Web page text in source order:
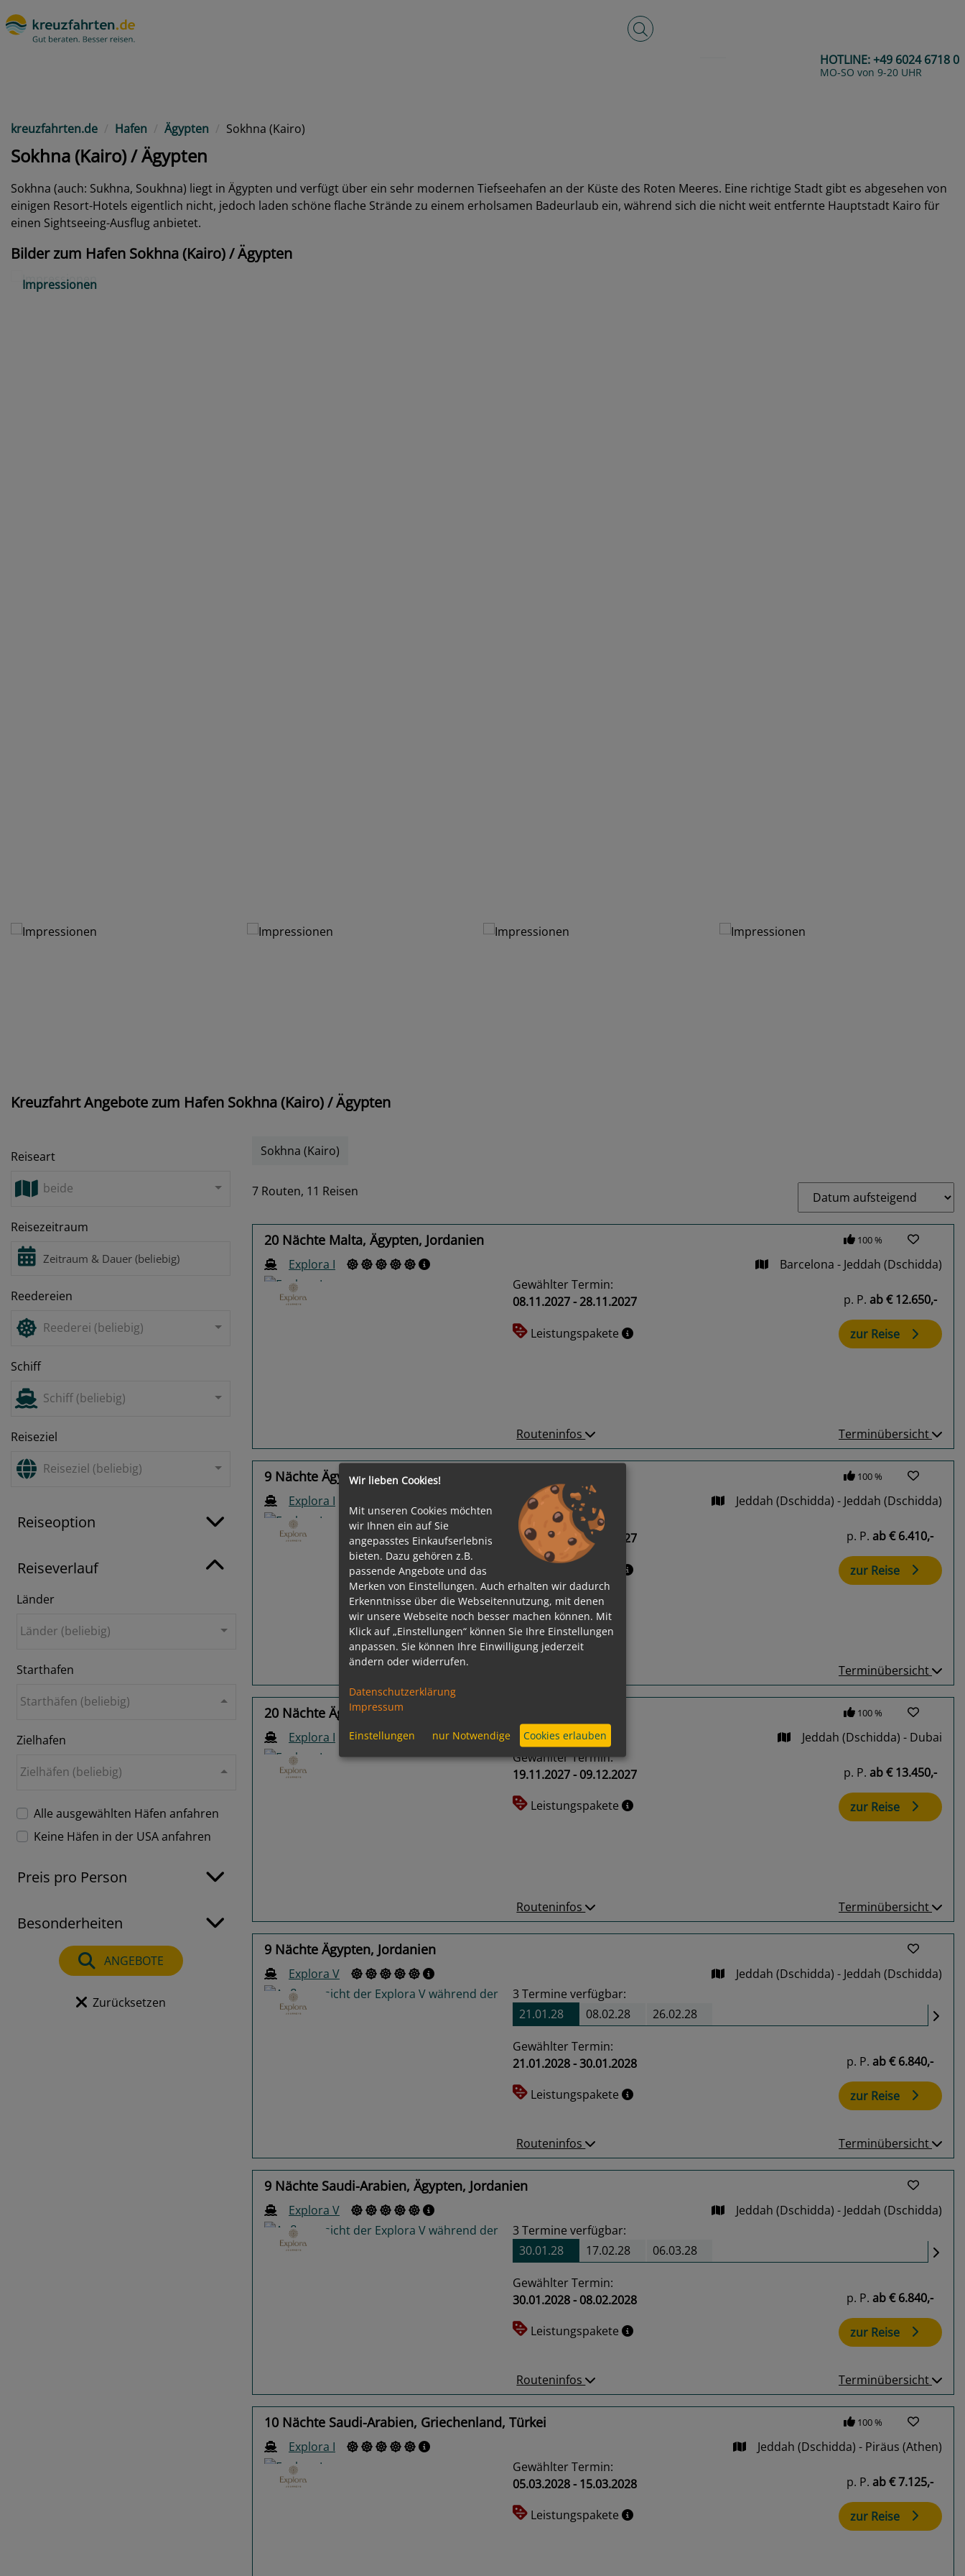
Volltextsuche
HOTLINE:+49 6024 6718 0
MO-SO von 9-20 UHR
kreuzfahrten.de Hafen Ägypten Sokhna (Kairo)
Sokhna (Kairo) / Ägypten
Sokhna (auch: Sukhna, Soukhna) liegt in Ägypten und verfügt über ein sehr modernen Tiefseehafen an der Küste des Roten Meeres. Eine richtige Stadt gibt es abgesehen von
einigen Resort-Hotels eigentlich nicht, jedoch laden schöne flache Strände zu einem erholsamen Badeurlaub ein, während sich die nicht weit entfernte Hauptstadt Kairo für
einen Sightseeing-Ausflug anbietet.
Bilder zum Hafen Sokhna (Kairo) / Ägypten
Impressionen
Kreuzfahrt Angebote zum Hafen Sokhna (Kairo) / Ägypten
Reiseart
beide
Reisezeitraum
Reedereien
Reederei (beliebig)
Schiff
Schiff (beliebig)
Reiseziel
Reiseziel (beliebig)
Reiseoption
Reiseverlauf
Länder
Länder (beliebig)
Starthafen
Starthäfen (beliebig)
Zielhafen
Zielhäfen (beliebig)
Alle ausgewählten Häfen anfahren
Keine Häfen in der USA anfahren
Preis pro Person
Besonderheiten
ANGEBOTE
Zurücksetzen
Sokhna (Kairo)
7 Routen, 11 Reisen
20 Nächte Malta, Ägypten, Jordanien 100 %
Explora I Barcelona - Jeddah (Dschidda)
Gewählter Termin:
08.11.2027 - 28.11.2027
Leistungspakete
p. P. ab€ 12.650,-
zur Reise
Routeninfos Terminübersicht
9 Nächte Ägypten, Jordanien 100 %
Explora I Jeddah (Dschidda) - Jeddah (Dschidda)
Next
Gewählter Termin:
19.11.2027 - 28.11.2027
p. P. ab€ 6.410,-
zur Reise
Terminübersicht
20 Nächte Ägypten, Saudi-Arabien, Oman 100 %
Explora I Jeddah (Dschidda) - Dubai
Gewählter Termin:
19.11.2027 - 09.12.2027
Leistungspakete
p. P. ab€ 13.450,-
zur Reise
Routeninfos Terminübersicht
9 Nächte Ägypten, Jordanien
Explora V Jeddah (Dschidda) - Jeddah (Dschidda)
3Termine verfügbar:
21.01.28
08.02.28 26.02.28
Gewählter Termin:
21.01.2028 - 30.01.2028
Leistungspakete
p. P. ab€ 6.840,-
zur Reise
Routeninfos Terminübersicht
9 Nächte Saudi-Arabien, Ägypten, Jordanien
Explora V Jeddah (Dschidda) - Jeddah (Dschidda)
3Termine verfügbar:
30.01.28
17.02.28 06.03.28
Gewählter Termin:
30.01.2028 - 08.02.2028
Leistungspakete
p. P. ab€ 6.840,-
zur Reise
Routeninfos Terminübersicht
10 Nächte Saudi-Arabien, Griechenland, Türkei 100 %
Explora I Jeddah (Dschidda) - Piräus (Athen)
Gewählter Termin:
05.03.2028 - 15.03.2028
Leistungspakete
p. P. ab€ 7.125,-
zur Reise
Wir lieben Cookies!
Mit unseren Cookies möchten
wir Ihnen ein auf Sie
angepasstes Einkaufserlebnis
bieten. Dazu gehören z.B.
passende Angebote und das
Merken von Einstellungen. Auch erhalten wir dadurch
Erkenntnisse über die Webseitennutzung, mit denen
wir unsere Webseite noch besser machen können. Mit
Klick auf „Einstellungen“ können Sie Ihre Einstellungen
anpassen. Sie können Ihre Einwilligung jederzeit
ändern oder widerrufen.
Datenschutzerklärung
Impressum
Einstellungen nur Notwendige Cookies erlauben